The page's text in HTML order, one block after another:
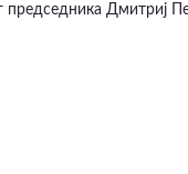
председника Дмитриј